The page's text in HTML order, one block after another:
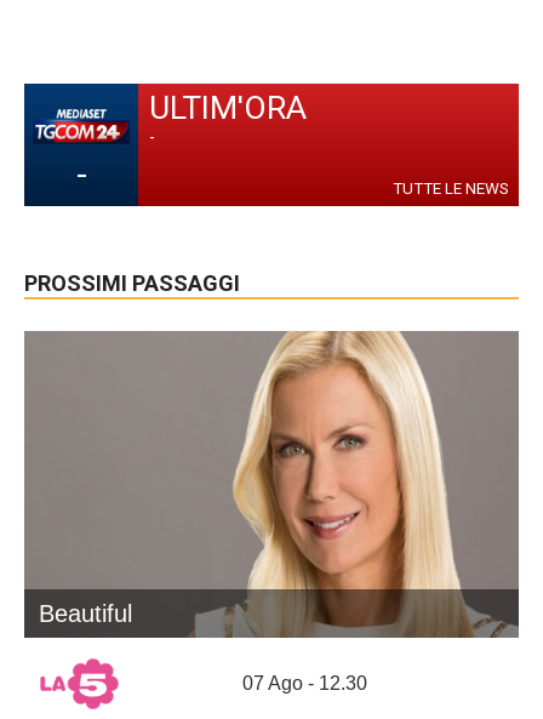
-
ULTIM'ORA
-
TUTTE LE NEWS
PROSSIMI PASSAGGI
Beautiful
07 Ago - 12.30